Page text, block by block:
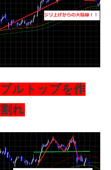
ルトップを作
れ